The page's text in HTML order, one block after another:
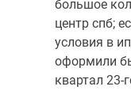
большое
центр спб;
условия в
оформили
квартал 23-